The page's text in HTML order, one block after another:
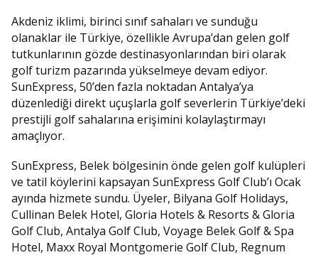
Akdeniz iklimi, birinci sınıf sahaları ve sunduğu
olanaklar ile Türkiye, özellikle Avrupa’dan gelen golf
tutkunlarının gözde destinasyonlarından biri olarak
golf turizm pazarında yükselmeye devam ediyor.
SunExpress, 50’den fazla noktadan Antalya’ya
düzenlediği direkt uçuşlarla golf severlerin Türkiye’deki
prestijli golf sahalarına erişimini kolaylaştırmayı
amaçlıyor.
SunExpress, Belek bölgesinin önde gelen golf kulüpleri
ve tatil köylerini kapsayan SunExpress Golf Club’ı Ocak
ayında hizmete sundu. Üyeler, Bilyana Golf Holidays,
Cullinan Belek Hotel, Gloria Hotels & Resorts & Gloria
Golf Club, Antalya Golf Club, Voyage Belek Golf & Spa
Hotel, Maxx Royal Montgomerie Golf Club, Regnum